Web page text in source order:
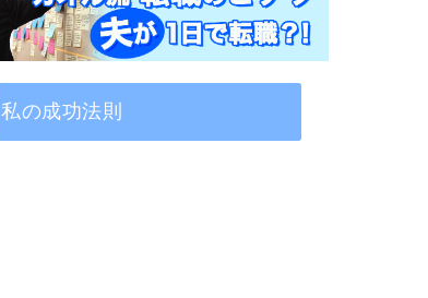
私の成功法則